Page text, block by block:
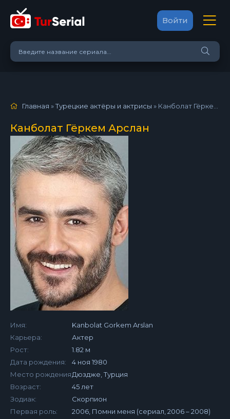
Войти
Главная »Турецкие актёры и актрисы » Канболат Гёркем Арслан
Канболат Гёркем Арслан
Имя:
Kanbolat Gorkem Arslan
Карьера:
Актер
Рост:
1.82 м
Дата рождения:
4 ноя 1980
Место рождения:Дюздже, Турция
Возраст:
45 лет
Зодиак:
Скорпион
Первая роль:
2006, Помни меня (сериал, 2006 – 2008)